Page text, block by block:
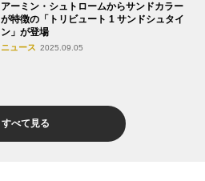
アーミン・シュトロームからサンドカラー
が特徴の「トリビュート 1 サンドシュタイ
ン」が登場
ニュース 2025.09.05
すべて見る